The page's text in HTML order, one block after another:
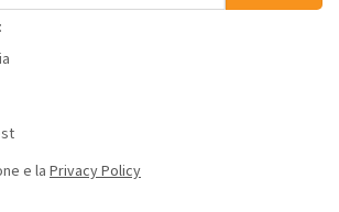
e la Privacy Policy